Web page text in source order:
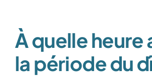
À quelle heure
la période du